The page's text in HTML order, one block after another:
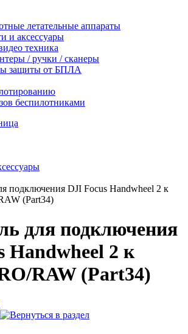
летательные аппараты
и аксессуары
техника
/ ручки / сканеры
защиты от БПЛА
беспилотниками
подключения DJI Focus Handwheel 2 к
(Part34)
для подключения
Handwheel 2 к
RAW (Part34)